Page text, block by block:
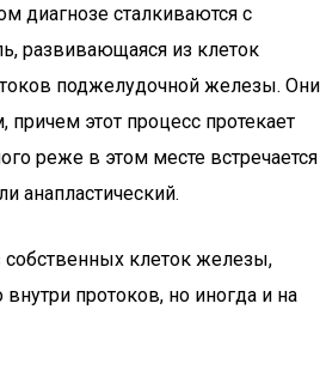
диагнозе сталкиваются с
развивающаяся из клеток
поджелудочной железы. Они
причем этот процесс протекает
реже в этом месте встречается
анапластический.
собственных клеток железы,
протоков, но иногда и на